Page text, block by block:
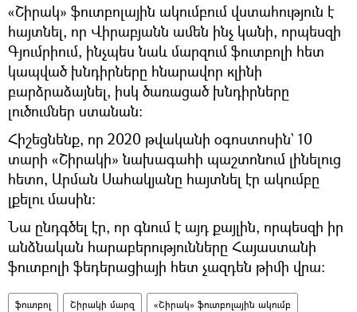
«Շիրակ» ֆուտբոլային ակումբում վստահություն է
հայտնել, որ Վիրաբյանն ամեն ինչ կանի, որպեսզի
Գյումրիում, ինչպես նաև մարզում ֆուտբոլի հետ
կապված խնդիրները հնարավոր кլինի
բարձրաձայնել, իսկ ծառացած խնդիրները
լուծումներ ստանան։
Հիշեցնենք, որ 2020 թվականի օգոստոսին` 10
տարի «Շիրակի» նախագահի պաշտոնում լինելուց
հետո, Արման Սահակյանը հայտնել էր ակումբը
լքելու մասին։
Նա ընդգծել էր, որ գնում է այդ քայլին, որպեսզի իր
անձնական հարաբերությունները Հայաստանի
ֆուտբոլի ֆեդերացիայի հետ չազդեն թիմի վրա։
ֆուտբոլ Շիրակի մարզ «Շիրակ» ֆուտբոլային ակումբ